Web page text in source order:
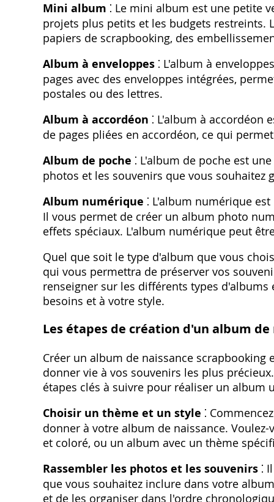
Mini album ⁚ Le mini album est une petite
projets plus petits et les budgets restreints.
papiers de scrapbooking, des
Album à enveloppes ⁚ L'album à
pages avec des enveloppes intégrées,
postales ou des lettres.
Album à accordéon ⁚ L'album à accordéon
de pages pliées en accordéon, ce qui
Album de poche ⁚ L'album de poche est
photos et les souvenirs que vous souhaitez
Album numérique ⁚ L'album numérique
Il vous permet de créer un album photo
effets spéciaux. L'album numérique peut
Quel que soit le type d'album que vous
qui vous permettra de préserver vos
renseigner sur les différents types
besoins et à votre style.
Les étapes de création d'un album
Créer un album de naissance
donner vie à vos souvenirs les plus
étapes clés à suivre pour réaliser un album
Choisir un thème et un style ⁚
donner à votre album de naissance.
et coloré, ou un album avec un thème
Rassembler les photos et les souvenirs ⁚
que vous souhaitez inclure dans votre
et de les organiser dans l'ordre